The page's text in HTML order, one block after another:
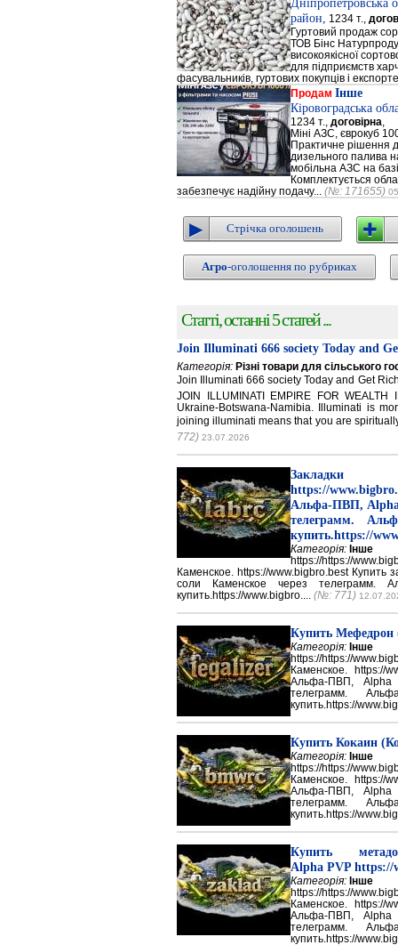
Дніпропетровська
район, 1234 т.,
Гуртовий продаж
ТОВ Бінс
високоякісної
для підприємств
фасувальників, гуртових покупців і
Продам Інше
Кіровоградська
1234 т., договірна
Міні АЗС, єврокуб
Практичне рішення
дизельного палива
мобільна АЗС на
Комплектується
забезпечує надійну подачу... (№: 171655)
Стрічка оголошень
Агро-оголошення по рубриках
Статті, останні 5 статей ...
Join Illuminati 666 society Today and
Категорія: Різні товари для сільського
Join Illuminati 666 society Today and Get
JOIN ILLUMINATI EMPIRE FOR WEALTH
Ukraine-Botswana-Namibia. Illuminati is
joining illuminati means that you are
772) 23.07.2026
Закладки
https://
Альфа-ПВП, Alpha
телеграмм.
купить.https://
Категорія: Інше
https://https://
Каменское. https://www.bigbro.best Купить
соли Каменское через телеграмм.
купить.https://www.bigbro.... (№: 771)
Купить
Категорія: Інше
https://https://
Каменское. https://
Альфа-ПВП, Alpha
телеграмм.
купить.https://
Купить Кокаин
Категорія: Інше
https://https://
Каменское. https://
Альфа-ПВП, Alpha
телеграмм.
купить.https://
Купить
Alpha PVP https://
Категорія: Інше
https://https://
Каменское. https://
Альфа-ПВП, Alpha
телеграмм.
купить.https://